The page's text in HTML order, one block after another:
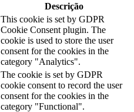
Descrição
This cookie is set by GDPR
Cookie Consent plugin. The
cookie is used to store the user
consent for the cookies in the
category "Analytics".
The cookie is set by GDPR
cookie consent to record the user
consent for the cookies in the
category "Functional".